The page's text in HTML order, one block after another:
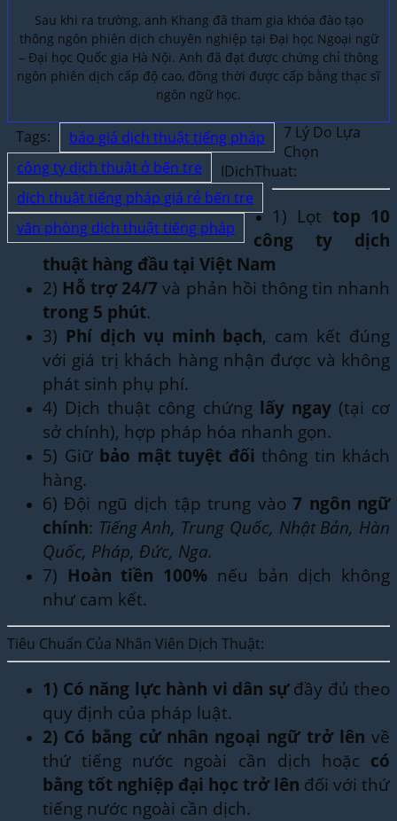
Sau khi ra trường, anh Khang đã tham gia khóa đào tạo
thông ngôn phiên dịch chuyên nghiệp tại Đại học Ngoại ngữ
– Đại học Quốc gia Hà Nội. Anh đã đạt được chứng chỉ thông
ngôn phiên dịch cấp độ cao, đồng thời được cấp bằng thạc sĩ
ngôn ngữ học.
Tags:
báo giá dịch thuật tiếng pháp
công ty dịch thuật ở bến tre
dịch thuật tiếng pháp giá rẻ bến tre
văn phòng dịch thuật tiếng pháp
7 Lý Do Lựa
Chọn
IDichThuat:
1) Lọt top 10
công ty dịch
thuật hàng đầu tại Việt Nam
2) Hỗ trợ 24/7 và phản hồi thông tin nhanh
trong 5 phút.
3) Phí dịch vụ minh bạch, cam kết đúng
với giá trị khách hàng nhận được và không
phát sinh phụ phí.
4) Dịch thuật công chứng lấy ngay(tại cơ
sở chính), hợp pháp hóa nhanh gọn.
5) Giữ bảo mật tuyệt đối thông tin khách
hàng.
6) Đội ngũ dịch tập trung vào7 ngôn ngữ
chính: Tiếng Anh, Trung Quốc, Nhật Bản, Hàn
Quốc, Pháp, Đức, Nga.
7) Hoàn tiền 100% nếu bản dịch không
như cam kết.
Tiêu Chuẩn Của Nhân Viên Dịch Thuật:
1) Có năng lực hành vi dân sựđầy đủ theo
quy định của pháp luật.
2) Có bằng cử nhân ngoại ngữ trở lên về
thứ tiếng nước ngoài cần dịch hoặc có
bằng tốt nghiệp đại học trở lên đối với thứ
tiếng nước ngoài cần dịch.